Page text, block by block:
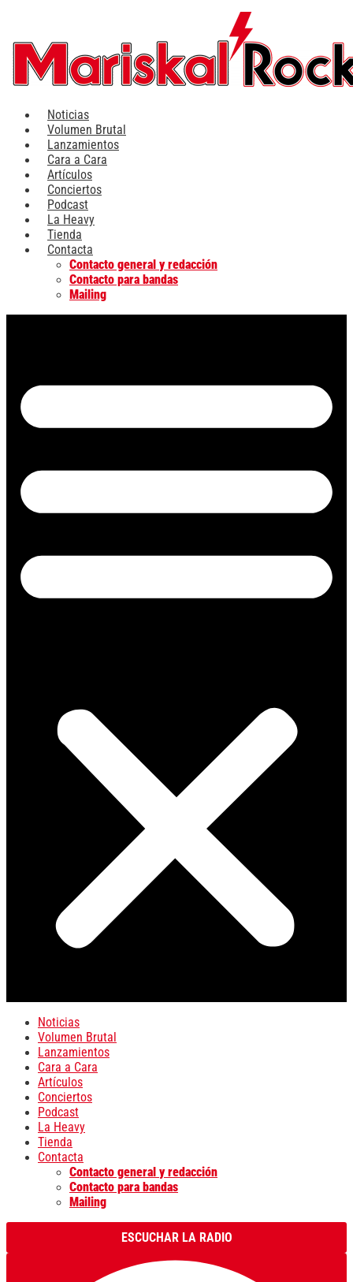
contenido
Noticias
Volumen Brutal
Lanzamientos
Cara a Cara
Artículos
Conciertos
Podcast
La Heavy
Tienda
Contacta
Contacto general y redacción
Contacto para bandas
Mailing
Noticias
Volumen Brutal
Lanzamientos
Cara a Cara
Artículos
Conciertos
Podcast
La Heavy
Tienda
Contacta
Contacto general y redacción
Contacto para bandas
Mailing
ESCUCHAR LA RADIO